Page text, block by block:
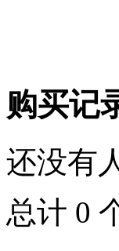
购买记
还没有
总计 0